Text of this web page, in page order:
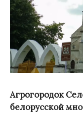
Агрогородок
белорусской